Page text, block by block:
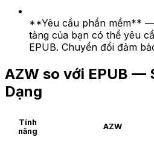
**Yêu cầu phần mềm**
tảng của bạn có thể yêu
EPUB. Chuyển đổi đảm
AZW so với EPUB —
Dạng
Tính
năng
AZW